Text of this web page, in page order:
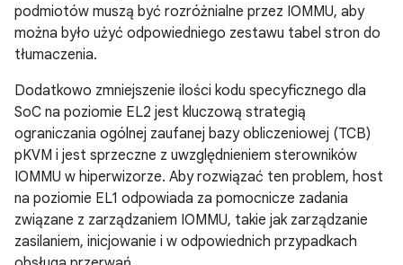
podmiotów muszą być rozróżnialne przez IOMMU, aby
można było użyć odpowiedniego zestawu tabel stron do
tłumaczenia.
Dodatkowo zmniejszenie ilości kodu specyficznego dla
SoC na poziomie EL2 jest kluczową strategią
ograniczania ogólnej zaufanej bazy obliczeniowej (TCB)
pKVM i jest sprzeczne z uwzględnieniem sterowników
IOMMU w hiperwizorze. Aby rozwiązać ten problem, host
na poziomie EL1 odpowiada za pomocnicze zadania
związane z zarządzaniem IOMMU, takie jak zarządzanie
zasilaniem, inicjowanie i w odpowiednich przypadkach